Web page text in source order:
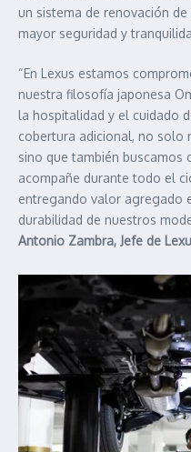
un sistema de renovación
mayor seguridad y
“En Lexus estamos
nuestra filosofía japonesa
la hospitalidad y el cuidado
cobertura adicional, no solo
sino que también buscamos
acompañe durante todo el
entregando valor agregado
durabilidad de nuestros
Antonio Zambra, Jefe de